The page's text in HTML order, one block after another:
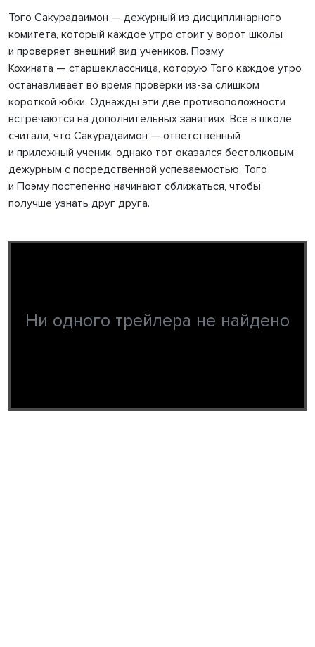
Того Сакурадаимон — дежурный из дисциплинарного
комитета, который каждое утро стоит у ворот школы
и проверяет внешний вид учеников. Поэму
Кохината — старшеклассница, которую Того каждое утро
останавливает во время проверки из-за слишком
короткой юбки. Однажды эти две противоположности
встречаются на дополнительных занятиях. Все в школе
считали, что Сакурадаимон — ответственный
и прилежный ученик, однако тот оказался бестолковым
дежурным с посредственной успеваемостью. Того
и Поэму постепенно начинают сближаться, чтобы
получше узнать друг друга.
Ни одного трейлера не найдено